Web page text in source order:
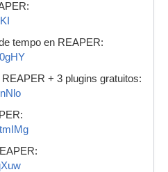
tempo en REAPER:
+ 3 plugins gratuitos: